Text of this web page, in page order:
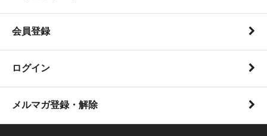
会員登録
ログイン
メルマガ登録・解除